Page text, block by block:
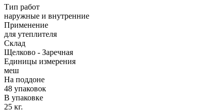
Тип работ
наружные и внутренние
Применение
для утеплителя
Склад
Щелково - Заречная
Единицы измерения
меш
На поддоне
48 упаковок
В упаковке
25 кг.